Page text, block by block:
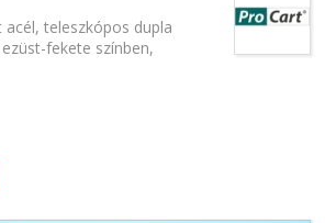
teleszkópos dupla
fekete színben,